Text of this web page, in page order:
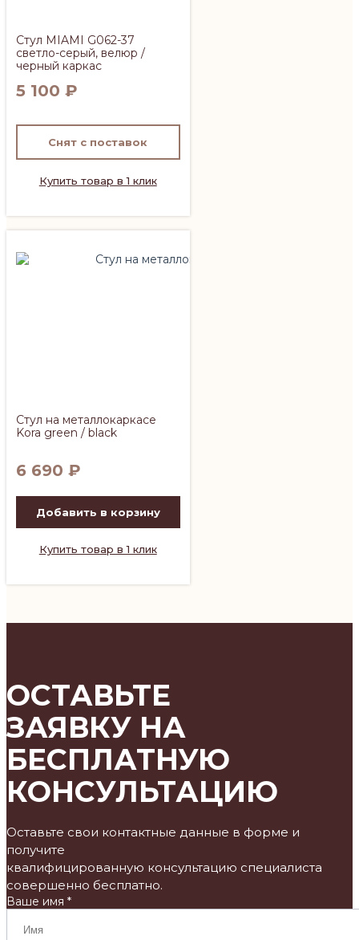
Стул MIAMI G062-37
светло-серый, велюр /
черный каркас
5 100 ₽
Снят с поставок
Купить товар в 1 клик
Стул на металлокаркасе
Kora green / black
6 690 ₽
Добавить в корзину
Купить товар в 1 клик
ОСТАВЬТЕ
ЗАЯВКУ НА
БЕСПЛАТНУЮ
КОНСУЛЬТАЦИЮ
Оставьте свои контактные данные в форме и
получите
квалифицированную консультацию специалиста
совершенно бесплатно.
Ваше имя *